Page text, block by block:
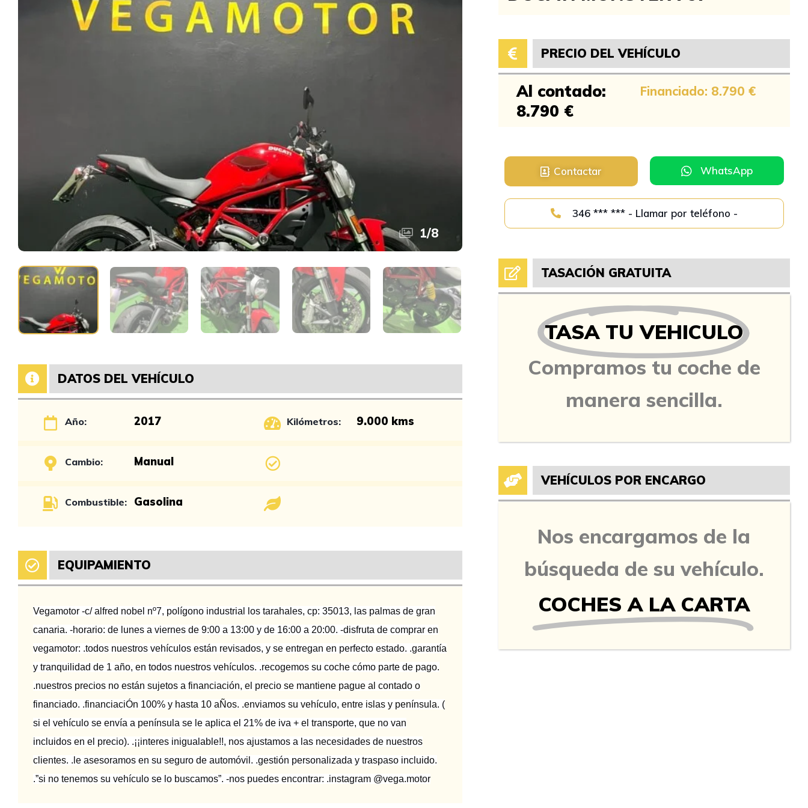
1/8
DATOS DEL VEHÍCULO
Año: 2017 Kilómetros: 9.000 kms
Cambio: Manual
Combustible: Gasolina
EQUIPAMIENTO
Vegamotor -c/ alfred nobel nº7, polígono industrial los tarahales, cp: 35013, las palmas de gran
canaria. -horario: de lunes a viernes de 9:00 a 13:00 y de 16:00 a 20:00. -disfruta de comprar en
vegamotor: .todos nuestros vehículos están revisados, y se entregan en perfecto estado. .garantía
y tranquilidad de 1 año, en todos nuestros vehículos. .recogemos su coche cómo parte de pago.
.nuestros precios no están sujetos a financiación, el precio se mantiene pague al contado o
financiado. .financiaciÓn 100% y hasta 10 aÑos. .enviamos su vehículo, entre islas y península. (
si el vehículo se envía a península se le aplica el 21% de iva + el transporte, que no van
incluidos en el precio). .¡¡interes inigualable!!, nos ajustamos a las necesidades de nuestros
clientes. .le asesoramos en su seguro de automóvil. .gestión personalizada y traspaso incluido.
.”si no tenemos su vehículo se lo buscamos”. -nos puedes encontrar: .instagram @vega.motor
PRECIO DEL VEHÍCULO
Al contado:
8.790 €
Financiado: 8.790 €
Contactar WhatsApp
346 *** *** - Llamar por teléfono -
TASACIÓN GRATUITA
TASA TU VEHICULO
Compramos tu coche de
manera sencilla.
VEHÍCULOS POR ENCARGO
Nos encargamos de la
búsqueda de su vehículo.
COCHES A LA CARTA